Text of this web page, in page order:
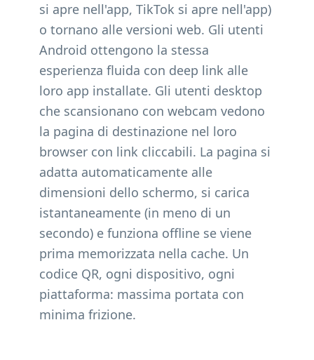
si apre nell'app, TikTok si apre nell'app)
o tornano alle versioni web. Gli utenti
Android ottengono la stessa
esperienza fluida con deep link alle
loro app installate. Gli utenti desktop
che scansionano con webcam vedono
la pagina di destinazione nel loro
browser con link cliccabili. La pagina si
adatta automaticamente alle
dimensioni dello schermo, si carica
istantaneamente (in meno di un
secondo) e funziona offline se viene
prima memorizzata nella cache. Un
codice QR, ogni dispositivo, ogni
piattaforma: massima portata con
minima frizione.